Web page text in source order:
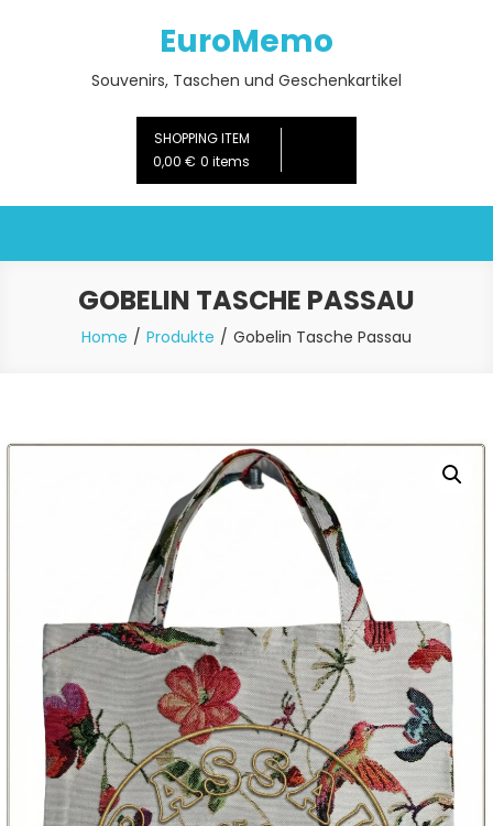
EuroMemo
Souvenirs, Taschen und Geschenkartikel
SHOPPING ITEM
0,00 € 0 items
GOBELIN TASCHE PASSAU
Home Produkte Gobelin Tasche Passau